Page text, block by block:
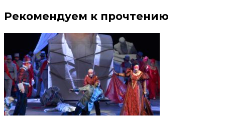
Рекомендуем к прочтению